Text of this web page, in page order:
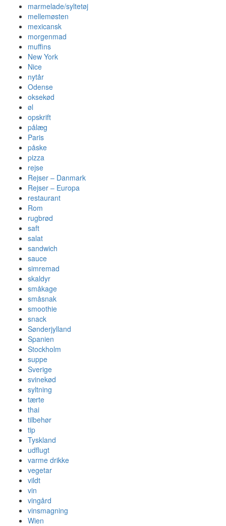
marmelade/syltetøj
mellemøsten
mexicansk
morgenmad
muffins
New York
Nice
nytår
Odense
oksekød
øl
opskrift
pålæg
Paris
påske
pizza
rejse
Rejser – Danmark
Rejser – Europa
restaurant
Rom
rugbrød
saft
salat
sandwich
sauce
simremad
skaldyr
småkage
småsnak
smoothie
snack
Sønderjylland
Spanien
Stockholm
suppe
Sverige
svinekød
syltning
tærte
thai
tilbehør
tip
Tyskland
udflugt
varme drikke
vegetar
vildt
vin
vingård
vinsmagning
Wien